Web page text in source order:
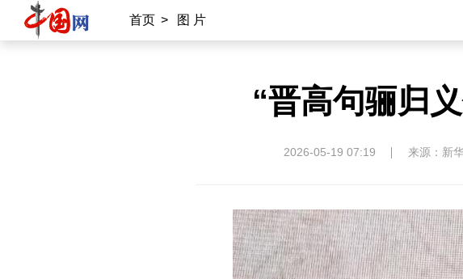
首页 > 图 片
“晋高句骊归
2026-05-19 07:19 来源：新